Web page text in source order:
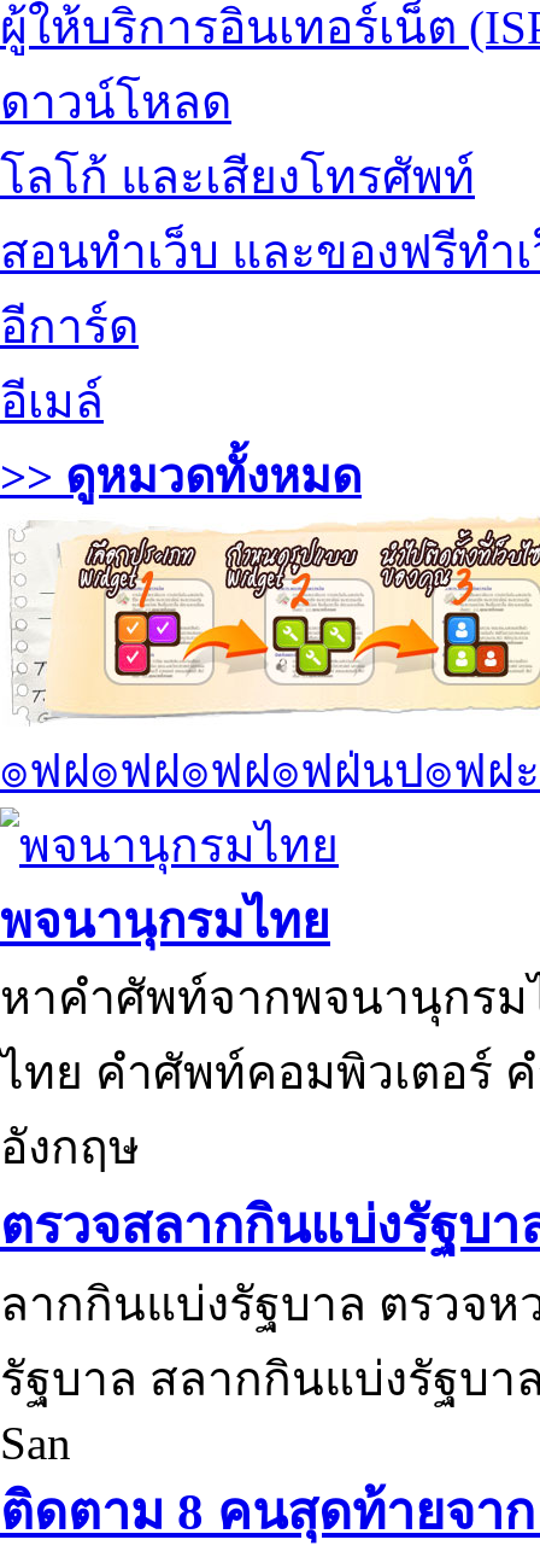
ผู้ให้บริการอินเทอร์เน็ต
ดาวน์โหลด
โลโก้ และเสียงโทรศัพท์
สอนทำเว็บ และของฟรีทำ
อีการ์ด
อีเมล์
>> ดูหมวดทั้งหมด
๏ฟฝ๏ฟฝ๏ฟฝ๏ฟฝ่นป๏ฟฝ
พจนานุกรมไทย
หาคำศัพท์จากพจนานุกรม
ไทย คำศัพท์คอมพิวเตอร์
อังกฤษ
ตรวจสลากกินแบ่งรัฐบา
ลากกินแบ่งรัฐบาล ตรวจ
รัฐบาล สลากกินแบ่งรัฐบา
San
ติดตาม 8 คนสุดท้ายจาก